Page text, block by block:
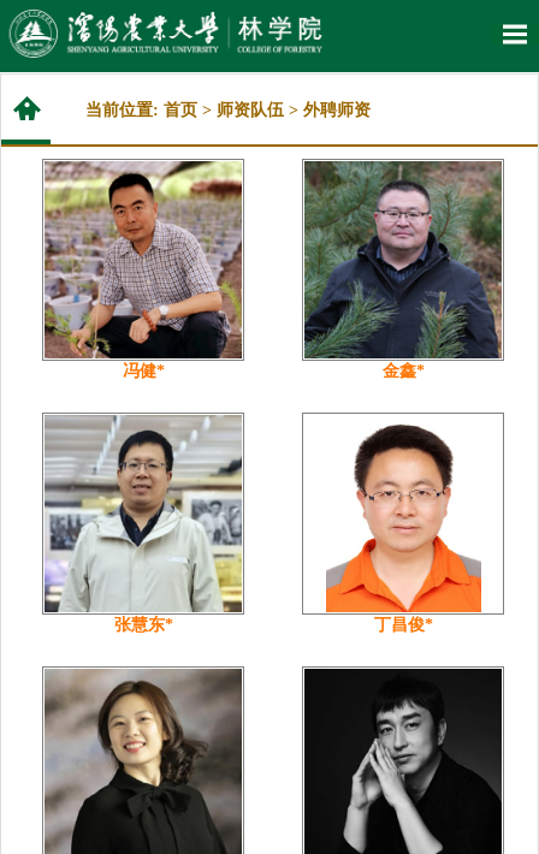
当前位置: 首页 > 师资队伍 > 外聘师资
冯健* 金鑫*
张慧东* 丁昌俊*